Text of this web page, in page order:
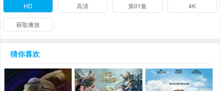
HD 高清 第01集 4K
获取播放
猜你喜欢